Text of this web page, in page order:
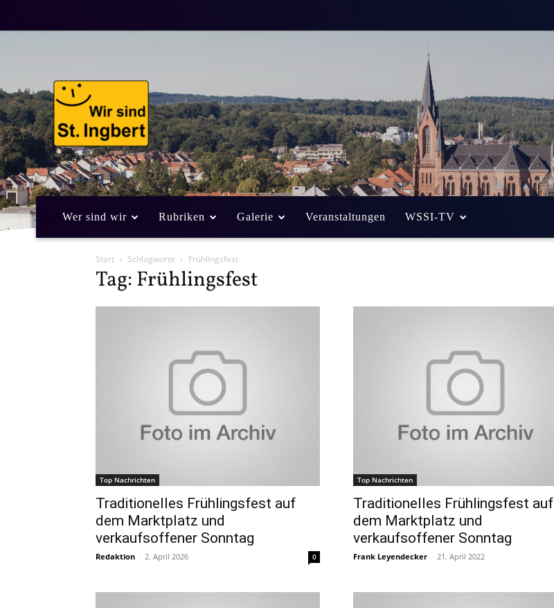
Wer sind wir Rubriken Galerie Veranstaltungen WSSI-TV
Start Schlagworte Frühlingsfest
Tag: Frühlingsfest
Top Nachrichten
Traditionelles Frühlingsfest auf
dem Marktplatz und
verkaufsoffener Sonntag
Redaktion - 2. April 2026 0
Top Nachrichten
Traditionelles Frühlingsfest auf
dem Marktplatz und
verkaufsoffener Sonntag
Frank Leyendecker - 21. April 2022